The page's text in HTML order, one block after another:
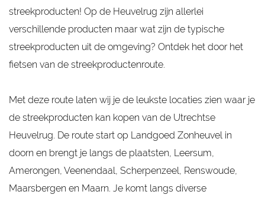
streekproducten! Op de Heuvelrug zijn allerlei
verschillende producten maar wat zijn de typische
streekproducten uit de omgeving? Ontdek het door het
fietsen van de streekproductenroute.
Met deze route laten wij je de leukste locaties zien waar je
de streekproducten kan kopen van de Utrechtse
Heuvelrug. De route start op Landgoed Zonheuvel in
doorn en brengt je langs de plaatsten, Leersum,
Amerongen, Veenendaal, Scherpenzeel, Renswoude,
Maarsbergen en Maarn. Je komt langs diverse